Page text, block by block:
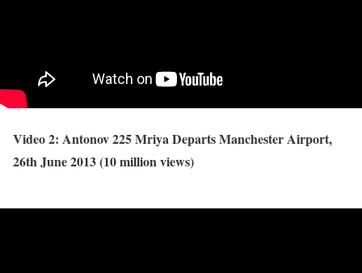
Video 2: Antonov 225 Mriya Departs Manchester Airport,
26th June 2013 (10 million views)